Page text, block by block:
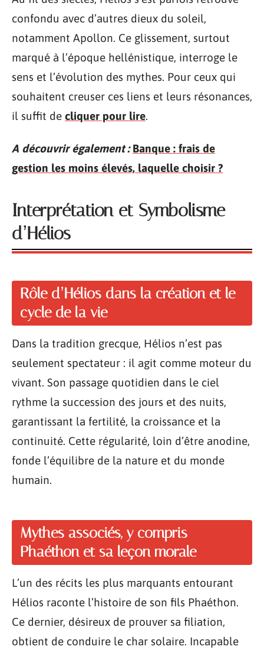
confondu avec d’autres dieux du soleil,
notamment Apollon. Ce glissement, surtout
marqué à l’époque hellénistique, interroge le
sens et l’évolution des mythes. Pour ceux qui
souhaitent creuser ces liens et leurs résonances,
il suffit de cliquer pour lire.
A découvrir également : Banque : frais de
gestion les moins élevés, laquelle choisir ?
Interprétation et Symbolisme
d’Hélios
Rôle d’Hélios dans la création et le
cycle de la vie
Dans la tradition grecque, Hélios n’est pas
seulement spectateur : il agit comme moteur du
vivant. Son passage quotidien dans le ciel
rythme la succession des jours et des nuits,
garantissant la fertilité, la croissance et la
continuité. Cette régularité, loin d’être anodine,
fonde l’équilibre de la nature et du monde
humain.
Mythes associés, y compris
Phaéthon et sa leçon morale
L’un des récits les plus marquants entourant
Hélios raconte l’histoire de son fils Phaéthon.
Ce dernier, désireux de prouver sa filiation,
obtient de conduire le char solaire. Incapable